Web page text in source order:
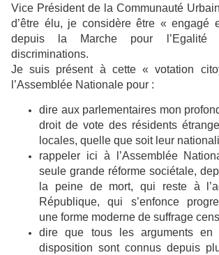
Vice Président de la Communauté
d’être élu, je considère être « engagé
depuis la Marche pour
discriminations.
Je suis présent à cette « votation
l’Assemblée Nationale pour :
dire aux parlementaires mon
droit de vote des résidents
locales, quelle que soit leur
rappeler ici à l’Assemblée
seule grande réforme sociétale,
la peine de mort, qui reste à
République, qui s’enfonce
une forme moderne de suffrage
dire que tous les arguments en
disposition sont connus depuis